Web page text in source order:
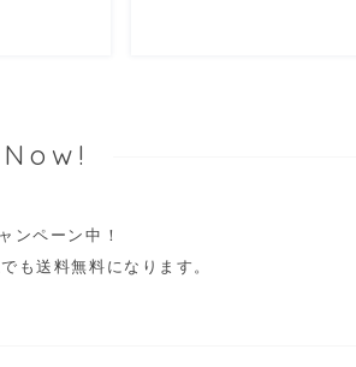
ンペーン中！
も送料無料になります。